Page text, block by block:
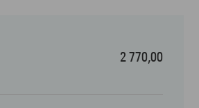
2 770,00